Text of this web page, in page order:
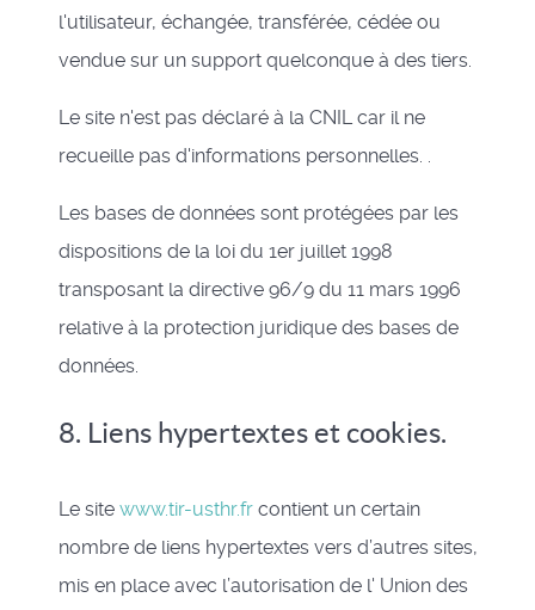
l'utilisateur, échangée, transférée, cédée ou
vendue sur un support quelconque à des tiers.
Le site n'est pas déclaré à la CNIL car il ne
recueille pas d'informations personnelles. .
Les bases de données sont protégées par les
dispositions de la loi du 1er juillet 1998
transposant la directive 96/9 du 11 mars 1996
relative à la protection juridique des bases de
données.
8. Liens hypertextes et cookies.
Le site www.tir-usthr.fr contient un certain
nombre de liens hypertextes vers d’autres sites,
mis en place avec l’autorisation de l' Union des